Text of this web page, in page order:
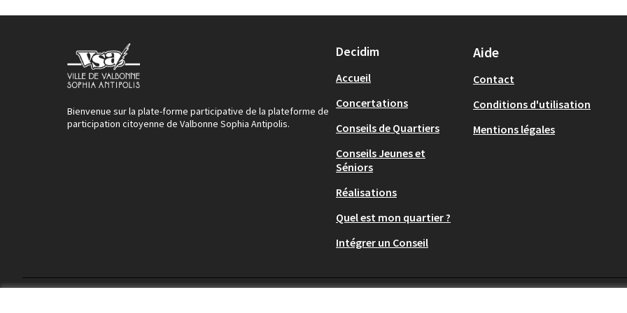
Bienvenue sur la plate-forme participative de la plateforme de
participation citoyenne de Valbonne Sophia Antipolis.
Decidim
Accueil
Concertations
Conseils de Quartiers
Conseils Jeunes et
Séniors
Réalisations
Quel est mon quartier ?
Intégrer un Conseil
Aide
Contact
Conditions d'utilisation
Mentions légales